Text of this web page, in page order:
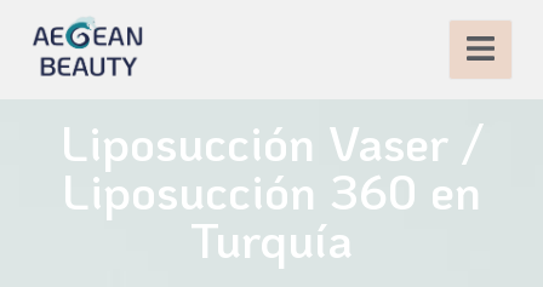
Liposucción Vaser /
Liposucción 360 en
Turquía